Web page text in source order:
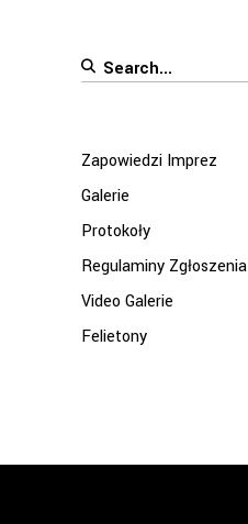
Search
Zapowiedzi Imprez
Galerie
Protokoły
Regulaminy Zgłoszenia
Video Galerie
Felietony